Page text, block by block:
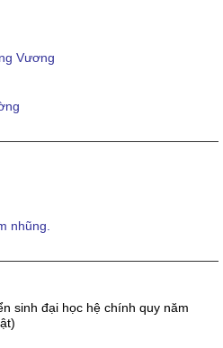
Vương
nhũng.
sinh đại học hệ chính quy năm